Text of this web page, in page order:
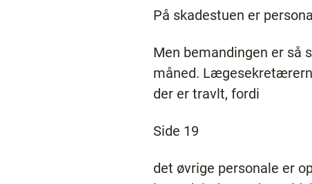
På skadestuen er
Men bemandingen er
måned.
der er travlt, fordi
Side 19
det øvrige personale er